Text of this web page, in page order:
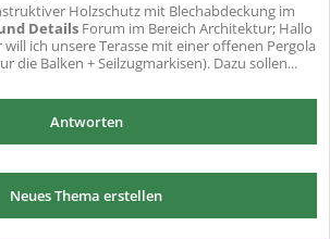
Holzschutz mit Blechabdeckung im
Details Forum im Bereich Architektur; Hallo
ich unsere Terasse mit einer offenen Pergola
die Balken + Seilzugmarkisen). Dazu sollen...
Antworten
Neues Thema erstellen